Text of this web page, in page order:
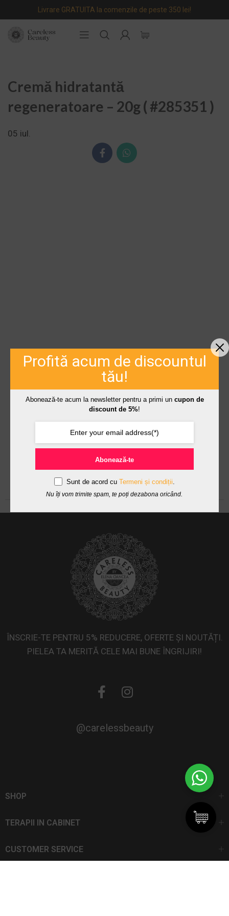
Livrare GRATUITA la comenzile de peste 350 lei!
Cremă hidratantă
regeneratoare – 20g ( #285351 )
05 iul.
ÎNSCRIE-TE PENTRU 5% REDUCERE, OFERTE ȘI NOUTĂȚI.
PIELEA TA MERITĂ CELE MAI BUNE ÎNGRIJIRI!
@carelessbeauty
SHOP
TERAPII IN CABINET
CUSTOMER SERVICE
Profită acum de discountul
tău!
Abonează-te acum la newsletter pentru a primi un cupon de
discount de 5%!
Abonează-te
Sunt de acord cu Termeni și condiții.
Nu îți vom trimite spam, te poți dezabona oricând.